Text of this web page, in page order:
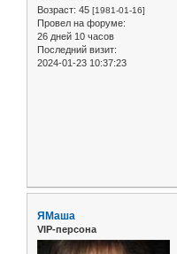
Возраст: 45 [1981-01-16]
Провел на форуме:
26 дней 10 часов
Последний визит:
2024-01-23 10:37:23
ЯМаша
VIP-персона